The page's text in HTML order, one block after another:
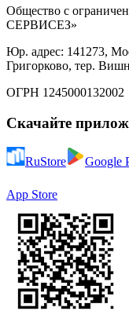
Общество с
СЕРВИСЕЗ»
Юр. адрес: 141273,
Григорково, тер.
ОГРН 1245000132002
Скачайте
RuStore Google
App Store